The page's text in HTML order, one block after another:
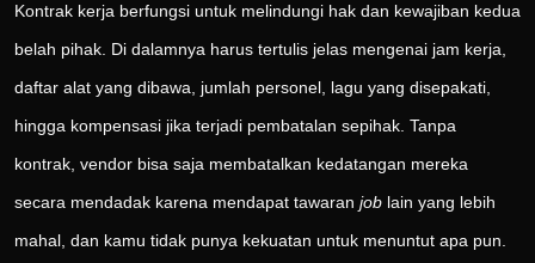
Kontrak kerja berfungsi untuk melindungi hak dan kewajiban kedua
belah pihak. Di dalamnya harus tertulis jelas mengenai jam kerja,
daftar alat yang dibawa, jumlah personel, lagu yang disepakati,
hingga kompensasi jika terjadi pembatalan sepihak. Tanpa
kontrak, vendor bisa saja membatalkan kedatangan mereka
secara mendadak karena mendapat tawaran job lain yang lebih
mahal, dan kamu tidak punya kekuatan untuk menuntut apa pun.